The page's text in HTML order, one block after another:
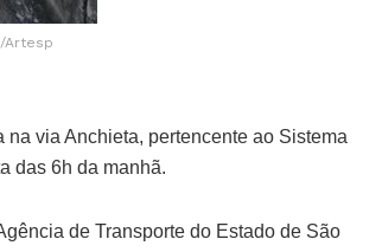
Artesp
via Anchieta, pertencente ao Sistema
das 6h da manhã.
de Transporte do Estado de São